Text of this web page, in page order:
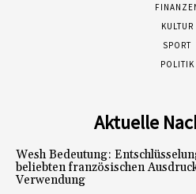
KULTUR
SPORT
POLITIK
Aktuelle
Wesh Bedeutung:
beliebten französischen
Verwendung